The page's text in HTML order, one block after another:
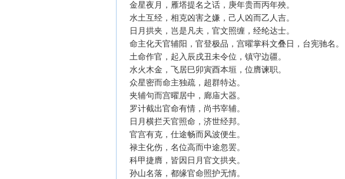
金星夜月，雁塔提名之话，庚年贵而丙年殃。
水土互经，相克凶害之嫌，己人凶而乙人吉。
日月拱夹，岂是凡夫，官文照缠，经纶达士。
命主化天官辅阳，官登极品，宫曜掌科文叠日，台宪驰名。
土命作官，起入辰戌丑未令位，镇守边疆。
水火木金，飞居巳卯寅酉本垣，位膺谏职。
众星密而命主独疏，超群特达。
夹辅句而宫曜居中，廊庙大器。
罗计截出官命有情，尚书宰辅。
日月横拦天官照命，济世经邦。
官宫有克，仕途畅而风波便生。
禄主化伤，名位高而中途忽罢。
科甲捷膺，皆因日月官文拱夹。
孙山名落，都缘官命照护无情。